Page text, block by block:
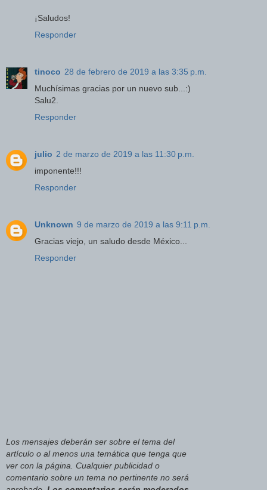
¡Saludos!
Responder
tinoco 28 de febrero de 2019 a las 3:35 p.m.
Muchísimas gracias por un nuevo sub...:)
Salu2.
Responder
julio 2 de marzo de 2019 a las 11:30 p.m.
imponente!!!
Responder
Unknown 9 de marzo de 2019 a las 9:11 p.m.
Gracias viejo, un saludo desde México...
Responder
Los mensajes deberán ser sobre el tema del
artículo o al menos una temática que tenga que
ver con la página. Cualquier publicidad o
comentario sobre un tema no pertinente no será